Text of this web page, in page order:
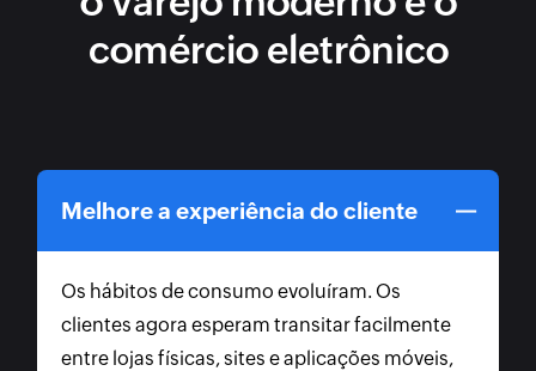
comércio eletrônico
Melhore a experiência do cliente
Os hábitos de consumo evoluíram. Os
clientes agora esperam transitar facilmente
entre lojas físicas, sites e aplicações móveis,